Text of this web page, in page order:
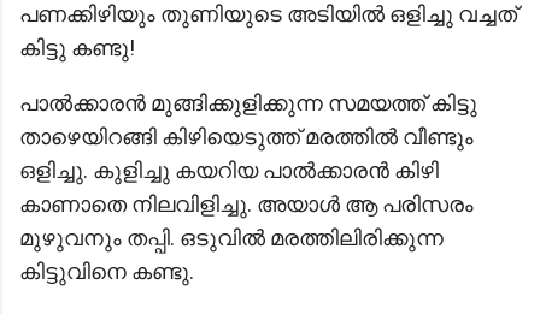
പണക്കിഴിയും തുണിയുടെ അടിയിൽ ഒളിച്ചു വച്ചത്
കിട്ടു കണ്ടു!
പാൽക്കാരൻ മുങ്ങിക്കുളിക്കുന്ന സമയത്ത് കിട്ടു
താഴെയിറങ്ങി കിഴിയെടുത്ത് മരത്തിൽ വീണ്ടും
ഒളിച്ചു. കുളിച്ചു കയറിയ പാൽക്കാരൻ കിഴി
കാണാതെ നിലവിളിച്ചു. അയാൾ ആ പരിസരം
മുഴുവനും തപ്പി. ഒടുവിൽ മരത്തിലിരിക്കുന്ന
കിട്ടുവിനെ കണ്ടു.